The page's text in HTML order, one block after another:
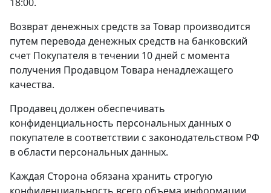
Возврат денежных средств за Товар производится
путем перевода денежных средств на банковский
счет Покупателя в течении 10 дней с момента
получения Продавцом Товара ненадлежащего
качества.
Продавец должен обеспечивать
конфиденциальность персональных данных о
покупателе в соответствии с законодательством РФ
в области персональных данных.
Каждая Сторона обязана хранить строгую